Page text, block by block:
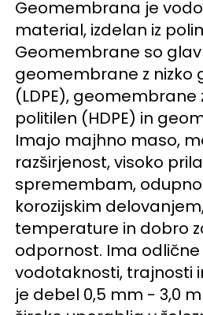
Geomembrana je
material, izdelan iz
Geomembrane so
geomembrane z nizko
(LDPE),
politilen (HDPE) in
Imajo majhno maso,
razširjenost, visoko
spremembam,
korozijskim
temperature in dobro
odpornost. Ima
vodotaknosti, trajnosti
je debel 0,5 mm - 3,0